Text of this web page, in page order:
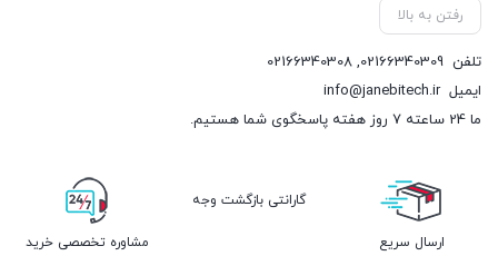
رفتن به بالا
تلفن 02166340309
,
02166340308
ایمیلinfo@janebitech.ir
ما 24 ساعته 7 روز هفته پاسخگوی شما هستیم.
ارسال سریع
گارانتی بازگشت وجه
مشاوره تخصصی خرید